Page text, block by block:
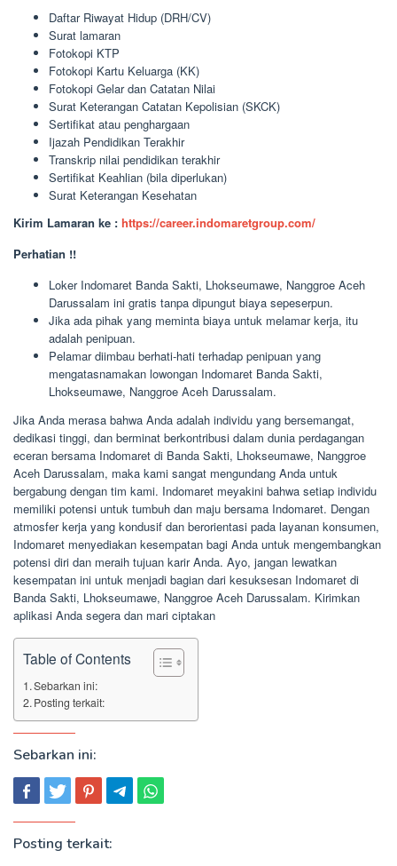
Daftar Riwayat Hidup (DRH/CV)
Surat lamaran
Fotokopi KTP
Fotokopi Kartu Keluarga (KK)
Fotokopi Gelar dan Catatan Nilai
Surat Keterangan Catatan Kepolisian (SKCK)
Sertifikat atau penghargaan
Ijazah Pendidikan Terakhir
Transkrip nilai pendidikan terakhir
Sertifikat Keahlian (bila diperlukan)
Surat Keterangan Kesehatan
Kirim Lamaran ke : https://career.indomaretgroup.com/
Perhatian !!
Loker Indomaret Banda Sakti, Lhokseumawe, Nanggroe Aceh
Darussalam ini gratis tanpa dipungut biaya sepeserpun.
Jika ada pihak yang meminta biaya untuk melamar kerja, itu
adalah penipuan.
Pelamar diimbau berhati-hati terhadap penipuan yang
mengatasnamakan lowongan Indomaret Banda Sakti,
Lhokseumawe, Nanggroe Aceh Darussalam.
Jika Anda merasa bahwa Anda adalah individu yang bersemangat,
dedikasi tinggi, dan berminat berkontribusi dalam dunia perdagangan
eceran bersama Indomaret di Banda Sakti, Lhokseumawe, Nanggroe
Aceh Darussalam, maka kami sangat mengundang Anda untuk
bergabung dengan tim kami. Indomaret meyakini bahwa setiap individu
memiliki potensi untuk tumbuh dan maju bersama Indomaret. Dengan
atmosfer kerja yang kondusif dan berorientasi pada layanan konsumen,
Indomaret menyediakan kesempatan bagi Anda untuk mengembangkan
potensi diri dan meraih tujuan karir Anda. Ayo, jangan lewatkan
kesempatan ini untuk menjadi bagian dari kesuksesan Indomaret di
Banda Sakti, Lhokseumawe, Nanggroe Aceh Darussalam. Kirimkan
aplikasi Anda segera dan mari ciptakan
Table of Contents
Sebarkan ini:
Posting terkait:
Sebarkan ini:
Posting terkait: